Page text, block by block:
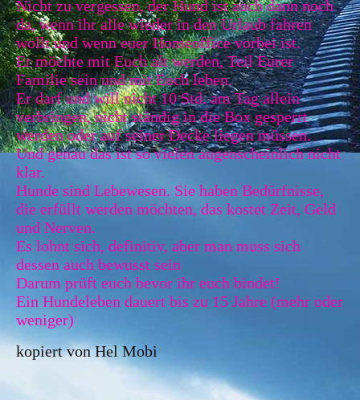
Nicht zu vergessen, der Hund ist auch dann noch
da, wenn ihr alle wieder in den Urlaub fahren
wollt und wenn euer Homeoffice vorbei ist.
Er möchte mit Euch alt werden, Teil Eurer
Familie sein und mit Euch leben.
Er darf und will nicht 10 Std. am Tag allein
verbringen, nicht ständig in die Box gesperrt
werden oder auf seiner Decke liegen müssen.
Und genau das ist so vielen augenscheinlich nicht
klar.
Hunde sind Lebewesen. Sie haben Bedürfnisse,
die erfüllt werden möchten, das kostet Zeit, Geld
und Nerven.
Es lohnt sich, definitiv, aber man muss sich
dessen auch bewusst sein
Darum prüft euch bevor ihr euch bindet!
Ein Hundeleben dauert bis zu 15 Jahre (mehr oder
weniger)
kopiert von HelMobi